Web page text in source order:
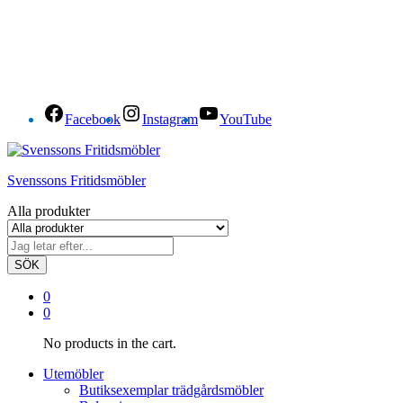
Facebook Instagram YouTube
Svenssons Fritidsmöbler
Alla produkter
SÖK
0
0
No products in the cart.
Utemöbler
Butiksexemplar trädgårdsmöbler